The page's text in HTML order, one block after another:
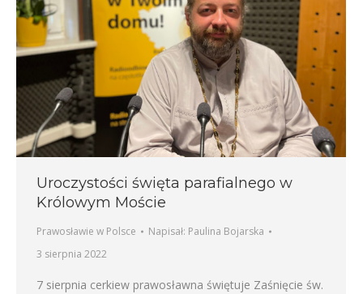
Uroczystości święta parafialnego w
Królowym Moście
Prawosławie w Polsce Napisał: Paulina Bojarska
3 sierpnia 2022
7 sierpnia cerkiew prawosławna świętuje Zaśnięcie św.